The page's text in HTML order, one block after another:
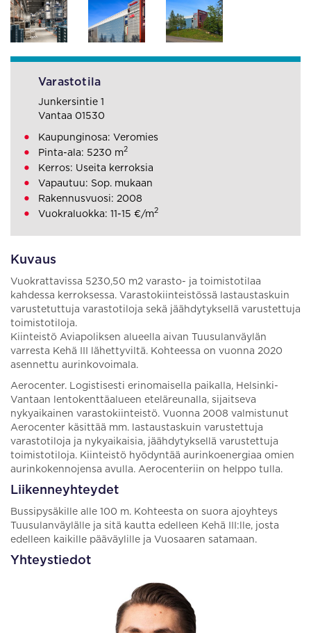
Kuvaus
Vuokrattavissa 5230,50 m2 varasto- ja toimistotilaa
kahdessa kerroksessa. Varastokiinteistössä lastaustaskuin
varustetuttuja varastotiloja sekä jäähdytyksellä varustettuja
toimistotiloja.
Kiinteistö Aviapoliksen alueella aivan Tuusulanväylän
varresta Kehä III lähettyviltä. Kohteessa on vuonna 2020
asennettu aurinkovoimala.
Aerocenter. Logistisesti erinomaisella paikalla, Helsinki-
Vantaan lentokenttäalueen eteläreunalla, sijaitseva
nykyaikainen varastokiinteistö. Vuonna 2008 valmistunut
Aerocenter käsittää mm. lastaustaskuin varustettuja
varastotiloja ja nykyaikaisia, jäähdytyksellä varustettuja
toimistotiloja. Kiinteistö hyödyntää aurinkoenergiaa omien
aurinkokennojensa avulla. Aerocenteriin on helppo tulla.
Liikenneyhteydet
Bussipysäkille alle 100 m. Kohteesta on suora ajoyhteys
Tuusulanväylälle ja sitä kautta edelleen Kehä III:lle, josta
edelleen kaikille pääväylille ja Vuosaaren satamaan.
Yhteystiedot
Varastotila
Junkersintie 1
Vantaa 01530
Kaupunginosa: Veromies
Pinta-ala: 5230 m2
Kerros: Useita kerroksia
Vapautuu: Sop. mukaan
Rakennusvuosi: 2008
Vuokraluokka: 11-15 €/m2